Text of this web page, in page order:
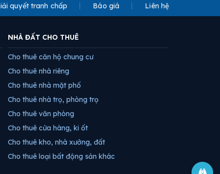
quyết tranh chấp Báo giá Liên hệ
NHÀ ĐẤT CHO THUÊ
Cho thuê căn hộ chung cư
Cho thuê nhà riêng
Cho thuê nhà mặt phố
Cho thuê nhà trọ, phòng trọ
Cho thuê văn phòng
Cho thuê cửa hàng, ki ốt
Cho thuê kho, nhà xưởng, đất
Cho thuê loại bất động sản khác